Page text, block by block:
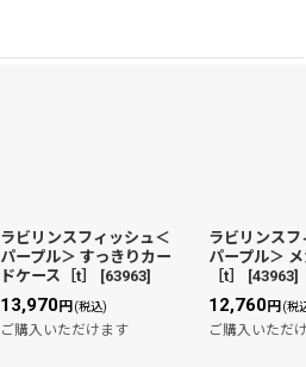
ラビリンスフィッシュ＜
パープル＞ すっきりカー
ドケース［t］
[63963]
13,970円 (税込)
ご購入いただけます
ラビリンス
パープル＞
［t］
[43963]
12,760円 (税
ご購入いただ